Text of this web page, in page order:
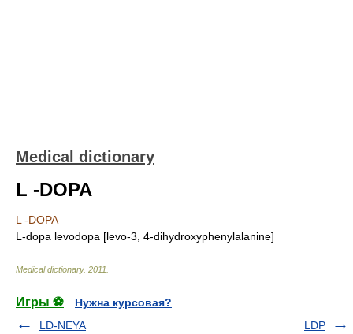
Medical dictionary
L -DOPA
L -DOPA
L-dopa levodopa [levo-3, 4-dihydroxyphenylalanine]
Medical dictionary. 2011
Игры ⚽
Нужна курсовая?
LD-NEYA
LDP